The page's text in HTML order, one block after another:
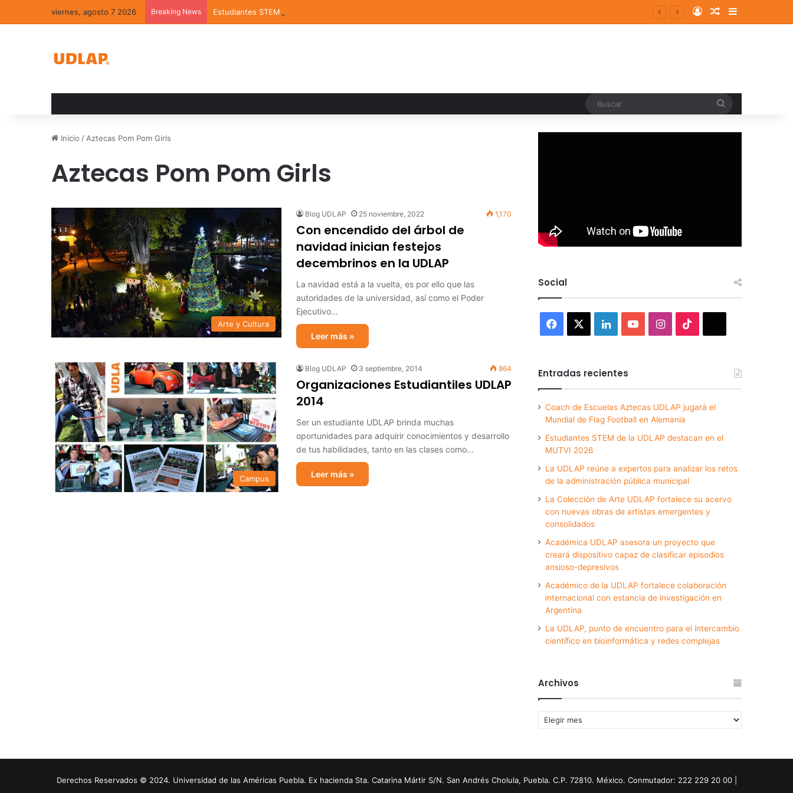
viernes, agosto 7 2026 Breaking News Estudiantes STEM de la UDLAP destacan en el MUTVI 2026 Log InRandom Article
Sidebar
Inicio / Aztecas Pom Pom Girls
Aztecas Pom Pom Girls
Arte y Cultura
Blog UDLAP 25 noviembre, 2022 1,170
Con encendido del árbol de
navidad inician festejos
decembrinos en la UDLAP
La navidad está a la vuelta, es por ello que las
autoridades de la universidad, así como el Poder
Ejecutivo…
Leer más »
Campus
Blog UDLAP 3 septiembre, 2014 864
Organizaciones Estudiantiles UDLAP
2014
Ser un estudiante UDLAP brinda muchas
oportunidades para adquirir conocimientos y desarrollo
de tus habilidades, tanto en las clases como…
Leer más »
Social
Facebook LinkedInYouTubeInstagram
Entradas recientes
Coach de Escuelas Aztecas UDLAP jugará el
Mundial de Flag Football en Alemania
Estudiantes STEM de la UDLAP destacan en el
MUTVI 2026
La UDLAP reúne a expertos para analizar los retos
de la administración pública municipal
La Colección de Arte UDLAP fortalece su acervo
con nuevas obras de artistas emergentes y
consolidados
Académica UDLAP asesora un proyecto que
creará dispositivo capaz de clasificar episodios
ansioso-depresivos
Académico de la UDLAP fortalece colaboración
internacional con estancia de investigación en
Argentina
La UDLAP, punto de encuentro para el intercambio
científico en bioinformática y redes complejas
Archivos
Archivos
Derechos Reservados © 2024. Universidad de las Américas Puebla. Ex hacienda Sta. Catarina Mártir S/N. San Andrés Cholula, Puebla. C.P. 72810. México. Conmutador: 222 229 20 00 |